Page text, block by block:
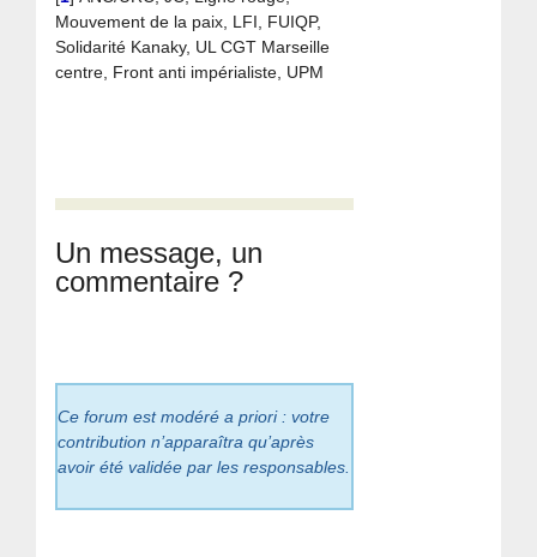
Mouvement de la paix, LFI, FUIQP,
Solidarité Kanaky, UL CGT Marseille
centre, Front anti impérialiste, UPM
Un message, un
commentaire ?
Ce forum est modéré a priori : votre
contribution n’apparaîtra qu’après
avoir été validée par les responsables.